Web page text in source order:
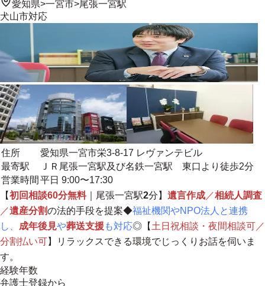
愛知県>一宮市>尾張一宮駅
犬山市対応
住所
愛知県一宮市栄3-8-17 レヴァンテビル
最寄駅
ＪＲ尾張一宮駅及び名鉄一宮駅 東口より徒歩2分
営業時間 平日 9:00〜17:30
【初回相談60分無料｜尾張一宮駅2分】 遺言作成 ／相続人調査
／遺産分割の法的手段を提案◆福祉機関やNPO法人と連携
し、 成年後見や葬送支援も対応◎【 土日祝相談・夜間相談可／
分割払い可】リラックスできる環境でじっくりお話を伺いま
す。
経験年数
弁護士登録から